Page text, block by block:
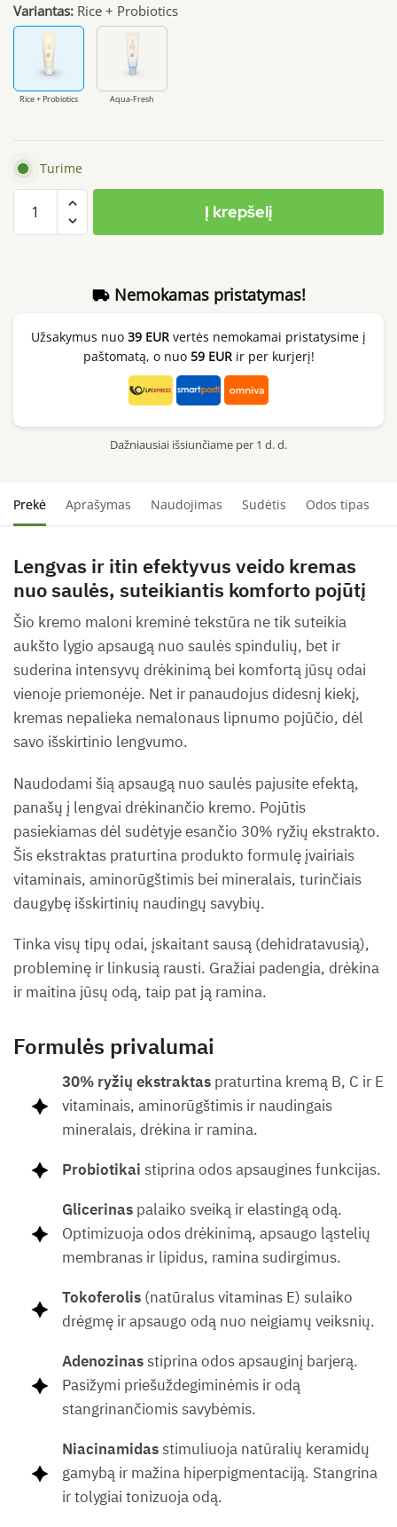
4.96iš 5
įvertinimų:
Variantas: Rice + Probiotics
Rice + Probiotics Aqua-Fresh
Turime
kiekis:
Rice
PA++++,
Į krepšelį
Nemokamas pristatymas!
Užsakymus nuo 39 EUR vertės nemokamai pristatysime į
paštomatą, o nuo 59 EURir per kurjerį!
Dažniausiai išsiunčiame per 1 d. d.
Prekė Aprašymas Naudojimas Sudėtis Odos tipas
Lengvas ir itin efektyvus veido kremas
nuo saulės, suteikiantis komforto pojūtį
Šio kremo maloni kreminė tekstūra ne tik suteikia
aukšto lygio apsaugą nuo saulės spindulių, bet ir
suderina intensyvų drėkinimą bei komfortą jūsų odai
vienoje priemonėje. Net ir panaudojus didesnį kiekį,
kremas nepalieka nemalonaus lipnumo pojūčio, dėl
savo išskirtinio lengvumo.
Naudodami šią apsaugą nuo saulės pajusite efektą,
panašų į lengvai drėkinančio kremo. Pojūtis
pasiekiamas dėl sudėtyje esančio 30% ryžių ekstrakto.
Šis ekstraktas praturtina produkto formulę įvairiais
vitaminais, aminorūgštimis bei mineralais, turinčiais
daugybę išskirtinių naudingų savybių.
Tinka visų tipų odai, įskaitant sausą (dehidratavusią),
probleminę ir linkusią rausti. Gražiai padengia, drėkina
ir maitina jūsų odą, taip pat ją ramina.
Formulės privalumai
30% ryžių ekstraktas praturtina kremą B, C ir E
vitaminais, aminorūgštimis ir naudingais
mineralais, drėkina ir ramina.
Probiotikai stiprina odos apsaugines funkcijas.
Glicerinas palaiko sveiką ir elastingą odą.
Optimizuoja odos drėkinimą, apsaugo ląstelių
membranas ir lipidus, ramina sudirgimus.
Tokoferolis (natūralus vitaminas E) sulaiko
drėgmę ir apsaugo odą nuo neigiamų veiksnių.
Adenozinasstiprina odos apsauginį barjerą.
Pasižymi priešuždegiminėmis ir odą
stangrinančiomis savybėmis.
Niacinamidasstimuliuoja natūralių keramidų
gamybą ir mažina hiperpigmentaciją. Stangrina
ir tolygiai tonizuoja odą.